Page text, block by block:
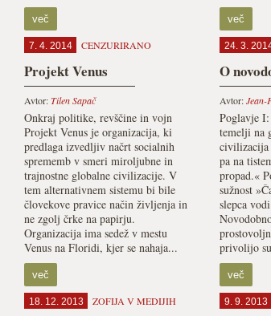
več več
7. 4. 2014 CENZURIRANO
Projekt Venus
Avtor:Tilen Sapač
Onkraj politike, revščine in vojn
Projekt Venus je organizacija, ki
predlaga izvedljiv načrt socialnih
sprememb v smeri miroljubne in
trajnostne globalne civilizacije. V
tem alternativnem sistemu bi bile
človekove pravice način življenja in
ne zgolj črke na papirju.
Organizacija ima sedež v mestu
Venus na Floridi, kjer se nahaja...
več
24. 3.
O
Avtor:Jean-
Poglavje
temelji na
civilizacija
pa na
propad.«
sužnost
slepca
privolijo
več
18. 12. 2013 ZOFIJA V MEDIJIH 9. 9. 2013